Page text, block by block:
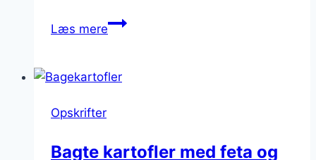
Læs mereBagekartofler
til
Opskrifter
Bagte kartofler med feta og